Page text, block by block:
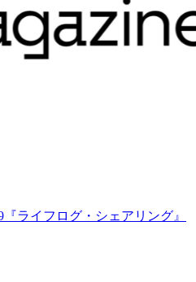
ライフログ・シェアリング』